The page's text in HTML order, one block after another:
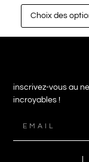
Choix des
inscrivez-vous au
incroyables !